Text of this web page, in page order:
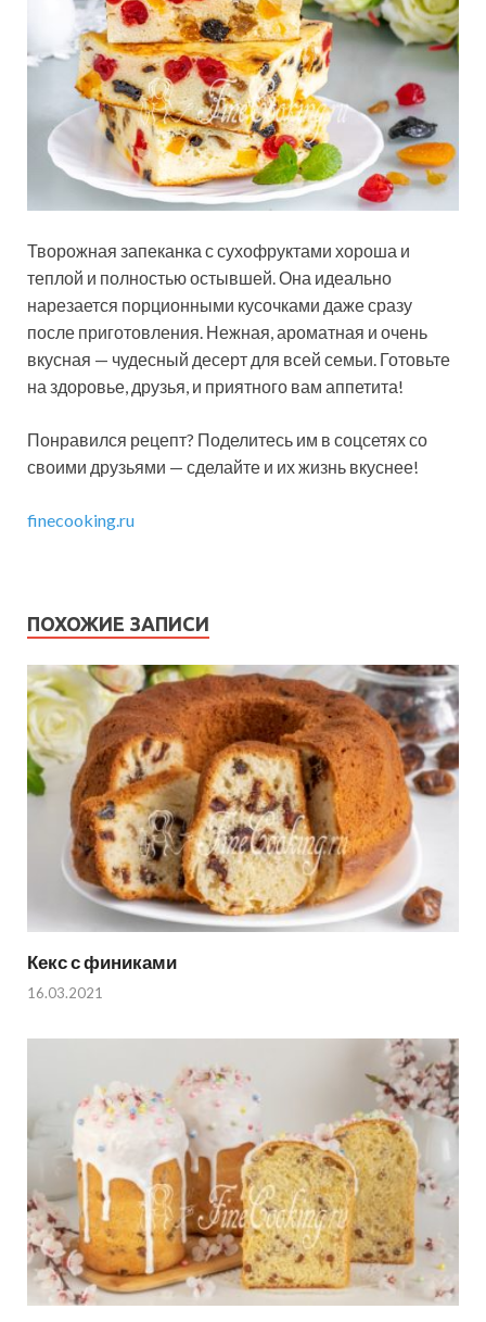
Творожная запеканка с сухофруктами хороша и
теплой и полностью остывшей. Она идеально
нарезается порционными кусочками даже сразу
после приготовления. Нежная, ароматная и очень
вкусная — чудесный десерт для всей семьи. Готовьте
на здоровье, друзья, и приятного вам аппетита!
Понравился рецепт? Поделитесь им в соцсетях со
своими друзьями — сделайте и их жизнь вкуснее!
finecooking.ru
ПОХОЖИЕ ЗАПИСИ
Кекс с финиками
16.03.2021